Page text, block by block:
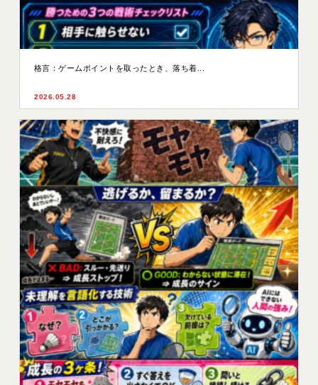
格言：ゲームポイントを取ったとき、落ち着...
2026.05.28